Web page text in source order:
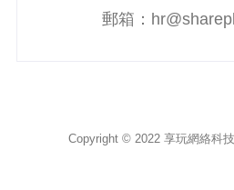
郵箱：
Copyright © 2022 享玩網絡科